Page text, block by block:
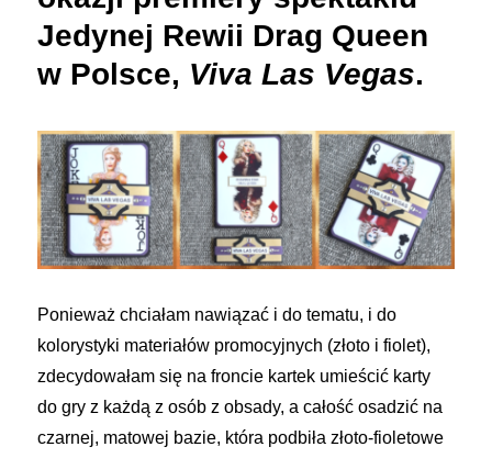
Jedynej Rewii Drag Queen
w Polsce, Viva Las Vegas.
Ponieważ chciałam nawiązać i do tematu, i do
kolorystyki materiałów promocyjnych (złoto i fiolet),
zdecydowałam się na froncie kartek umieścić karty
do gry z każdą z osób z obsady, a całość osadzić na
czarnej, matowej bazie, która podbiła złoto-fioletowe